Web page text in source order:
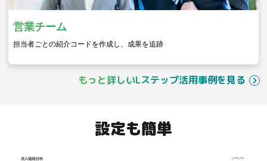
営業チーム
担当者ごとの紹介コードを作成し、成果を追跡
もっと詳しいLステップ活用事例を見る
設定も簡単